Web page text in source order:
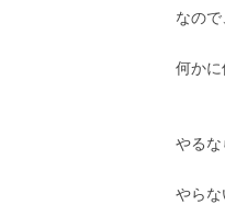
なの
何か
やるな
やらな